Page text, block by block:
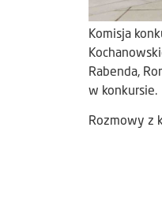
Komisja
Rabenda,
w konkursie.
Rozmowy z